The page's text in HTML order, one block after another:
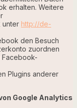
erhalten. Weitere
unter http://de-
den Besuch
zuordnen
Facebook-
Plugins anderer
Google Analytics